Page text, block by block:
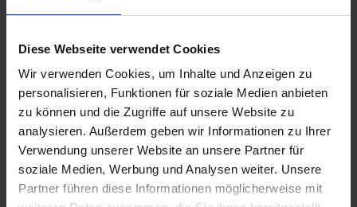
Diese Webseite verwendet Cookies
Wir verwenden Cookies, um Inhalte und Anzeigen zu
personalisieren, Funktionen für soziale Medien anbieten
zu können und die Zugriffe auf unsere Website zu
analysieren. Außerdem geben wir Informationen zu Ihrer
Verwendung unserer Website an unsere Partner für
soziale Medien, Werbung und Analysen weiter. Unsere
Partner führen diese Informationen möglicherweise mit
Antwerpen / Belgien
Atomium, Manneken Pis und dem herausragend schönen Grand
Place. Zeit für eigene Entdeckungen.
15.00 Uhr
30.08.2026 - Sonntag
Rotterdam / Niederlande
Ausflugspaket:Stadtrundfahrt / -gang durch das moderne
Rotterdam mit seinen futuristischen Bauwerken.